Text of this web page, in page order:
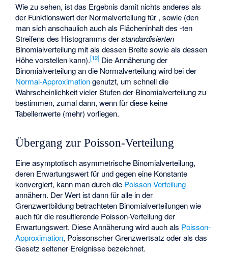
Wie zu sehen, ist das Ergebnis damit nichts anderes als
der Funktionswert der Normalverteilung für ,sowie (den
man sich anschaulich auch als Flächeninhalt des-ten
Streifens des Histogramms derstandardisierten
Binomialverteilung mitals dessen Breite sowieals dessen
Höhe vorstellen kann).[12] Die Annäherung der
Binomialverteilung an die Normalverteilung wird bei der
Normal-Approximationgenutzt, um schnell die
Wahrscheinlichkeit vieler Stufen der Binomialverteilung zu
bestimmen, zumal dann, wenn für diese keine
Tabellenwerte (mehr) vorliegen.
Übergang zur Poisson-Verteilung
Eine asymptotisch asymmetrische Binomialverteilung,
deren Erwartungswertfür undgegen eine Konstante
konvergiert, kann man durch die Poisson-Verteilung
annähern. Der Wert ist dann für alle in der
Grenzwertbildung betrachteten Binomialverteilungen wie
auch für die resultierende Poisson-Verteilung der
Erwartungswert. Diese Annäherung wird auch als Poisson-
Approximation, Poissonscher Grenzwertsatz oder als das
Gesetz seltener Ereignisse bezeichnet.